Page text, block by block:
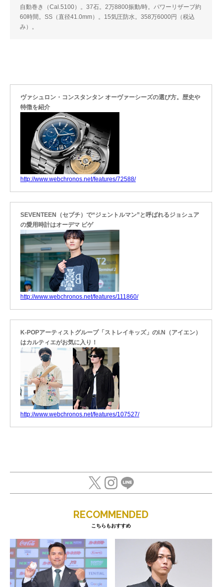
自動巻き（Cal.5100）。37石。2万8800振動/時。パワーリザーブ約
60時間。SS（直径41.0mm）。15気圧防水。358万6000円（税込
み）。
ヴァシュロン・コンスタンタン オーヴァーシーズの選び方。歴史や
特徴を紹介
http://www.webchronos.net/features/72588/
SEVENTEEN（セブチ）で“ジェントルマン”と呼ばれるジョシュア
の愛用時計はオーデマ ピゲ
http://www.webchronos.net/features/111860/
K-POPアーティストグループ「ストレイキッズ」のI.N（アイエン）
はカルティエがお気に入り！
http://www.webchronos.net/features/107527/
RECOMMENDED
こちらもおすすめ